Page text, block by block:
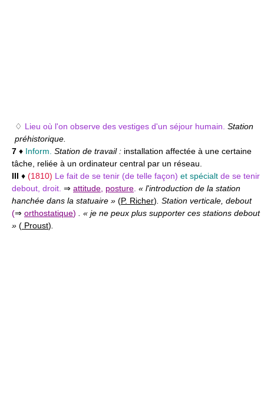
♢ Lieu où l'on observe des vestiges d'un séjour humain. Station
préhistorique.
7 ♦ Inform. Station de travail : installation affectée à une certaine
tâche, reliée à un ordinateur central par un réseau.
III ♦ (1810) Le fait de se tenir (de telle façon) et spécialt de se tenir
debout, droit. ⇒ attitude posture « l'introduction de la station
hanchée dans la statuaire » (P. Richer) . Station verticale, debout
(⇒ orthostatique) . « je ne peux plus supporter ces stations debout
» ( Proust)